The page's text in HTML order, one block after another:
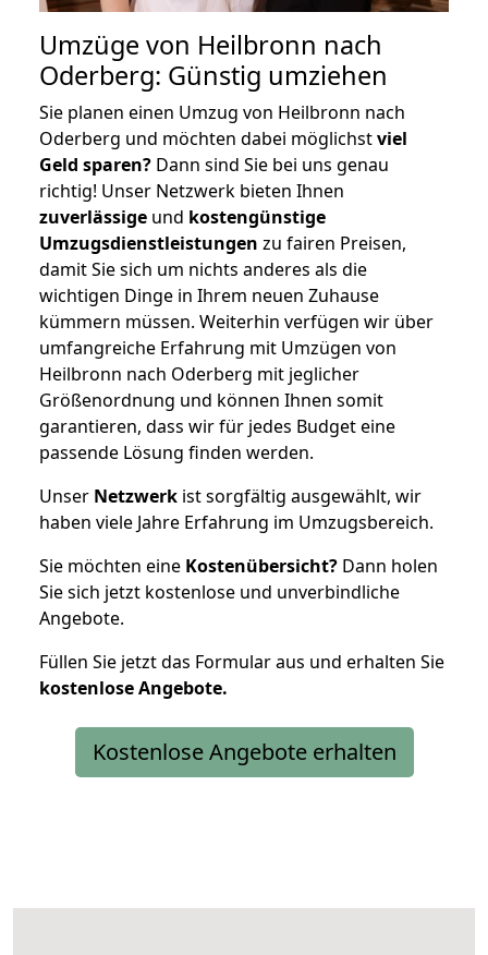
Umzüge von Heilbronn nach
Oderberg: Günstig umziehen
Sie planen einen Umzug von Heilbronn nach
Oderberg und möchten dabei möglichstviel
Geld sparen? Dann sind Sie bei uns genau
richtig! Unser Netzwerk bieten Ihnen
zuverlässige und kostengünstige
Umzugsdienstleistungen zu fairen Preisen,
damit Sie sich um nichts anderes als die
wichtigen Dinge in Ihrem neuen Zuhause
kümmern müssen. Weiterhin verfügen wir über
umfangreiche Erfahrung mit Umzügen von
Heilbronn nach Oderberg mit jeglicher
Größenordnung und können Ihnen somit
garantieren, dass wir für jedes Budget eine
passende Lösung finden werden.
Unser Netzwerk ist sorgfältig ausgewählt, wir
haben viele Jahre Erfahrung im Umzugsbereich.
Sie möchten eine Kostenübersicht? Dann holen
Sie sich jetzt kostenlose und unverbindliche
Angebote.
Füllen Sie jetzt das Formular aus und erhalten Sie
kostenloseAngebote.
Kostenlose Angebote erhalten